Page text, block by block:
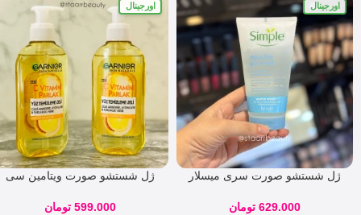
اورجینال
ژل شستشو صورت سری میسلار
629.000 تومان
اورجینال
ژل شستشو صورت ویتامین سی
599.000 تومان